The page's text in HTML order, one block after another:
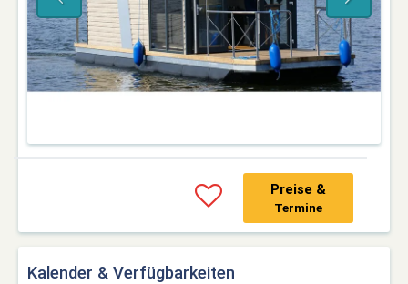
Preise &
Termine
Kalender & Verfügbarkeiten